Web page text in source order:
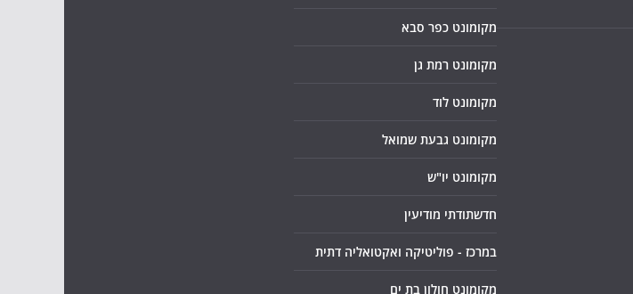
מקומונט כפר סבא
מקומונט רמת גן
מקומונט לוד
מקומונט גבעת שמואל
מקומונט יו"ש
חדשתודתי מודיעין
במרכז - פוליטיקה ואקטואליה דתית
מקומונט חולון בת ים